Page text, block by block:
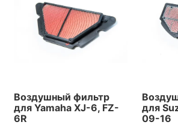
Воздушный фильтр
для Yamaha XJ-6, FZ-
6R
для
09-16